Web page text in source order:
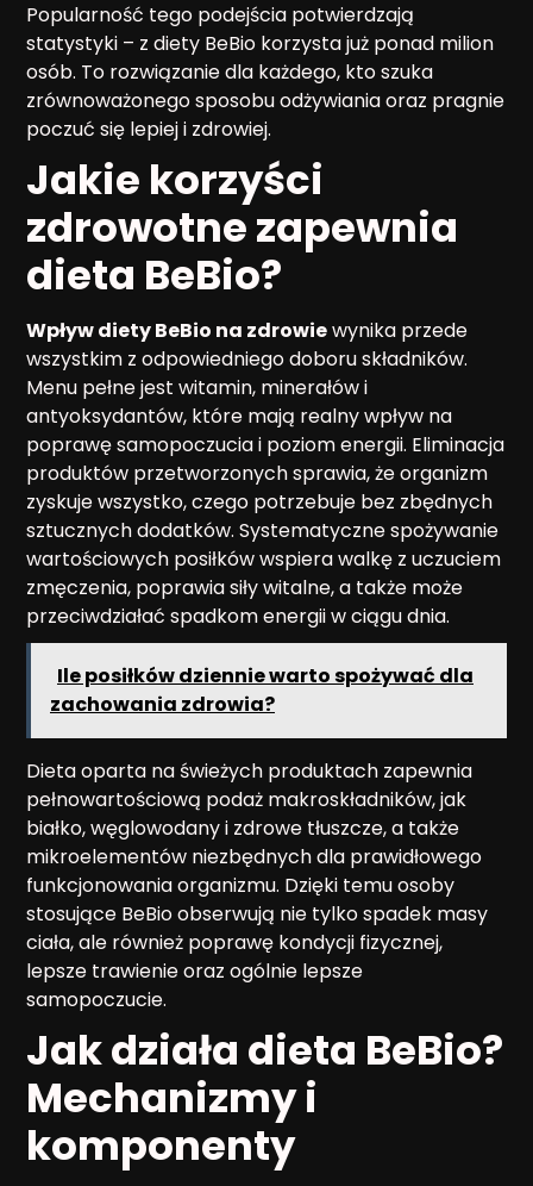
Popularność tego podejścia potwierdzają
statystyki – z diety BeBio korzysta już ponad milion
osób. To rozwiązanie dla każdego, kto szuka
zrównoważonego sposobu odżywiania oraz pragnie
poczuć się lepiej i zdrowiej.
Jakie korzyści
zdrowotne zapewnia
dieta BeBio?
Wpływ diety BeBio na zdrowiewynika przede
wszystkim z odpowiedniego doboru składników.
Menu pełne jest witamin, minerałów i
antyoksydantów, które mają realny wpływ na
poprawę samopoczucia i poziom energii. Eliminacja
produktów przetworzonych sprawia, że organizm
zyskuje wszystko, czego potrzebuje bez zbędnych
sztucznych dodatków. Systematyczne spożywanie
wartościowych posiłków wspiera walkę z uczuciem
zmęczenia, poprawia siły witalne, a także może
przeciwdziałać spadkom energii w ciągu dnia.
Ile posiłków dziennie warto spożywać dla
zachowania zdrowia?
Dieta oparta na świeżych produktach zapewnia
pełnowartościową podaż makroskładników, jak
białko, węglowodany i zdrowe tłuszcze, a także
mikroelementów niezbędnych dla prawidłowego
funkcjonowania organizmu. Dzięki temu osoby
stosujące BeBio obserwują nie tylko spadek masy
ciała, ale również poprawę kondycji fizycznej,
lepsze trawienie oraz ogólnie lepsze
samopoczucie.
Jak działa dieta BeBio?
Mechanizmy i
komponenty